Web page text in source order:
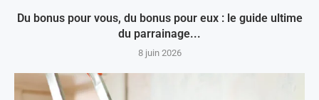
Du bonus pour vous, du bonus pour eux : le guide ultime
du parrainage...
8 juin 2026